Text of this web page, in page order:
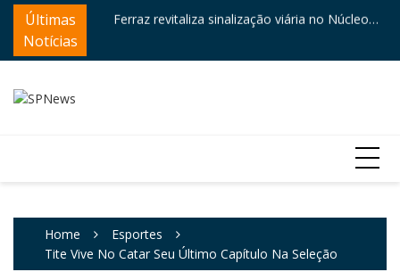
Skip
content
Últimas
Notícias
destaques
Ferraz revitaliza sinalização viária no Núcleo
Home
Esportes
Tite Vive No Catar Seu Último Capítulo Na Seleção